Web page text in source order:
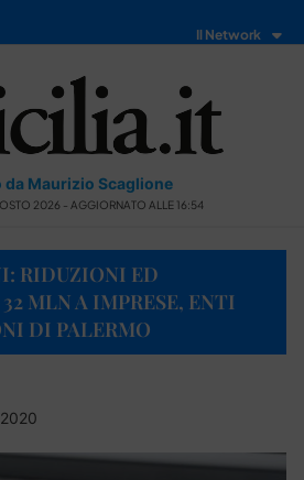
Il Network
da Maurizio Scaglione
2026 - AGGIORNATO ALLE 16:54
RIDUZIONI ED
MLN A IMPRESE, ENTI
DI PALERMO